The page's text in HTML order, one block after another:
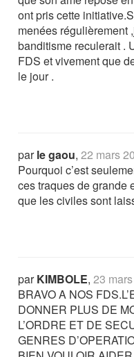
ont pris cette
menées régulièrement
banditisme reculerait .
FDS et vivement que
le jour .
parle gaou,22 mars
Pourquoi c’est
ces traques de grande
que les civiles sont
parKIMBOLE,23
BRAVO A NOS
DONNER PLUS DE
L’ORDRE ET DE
GENRES